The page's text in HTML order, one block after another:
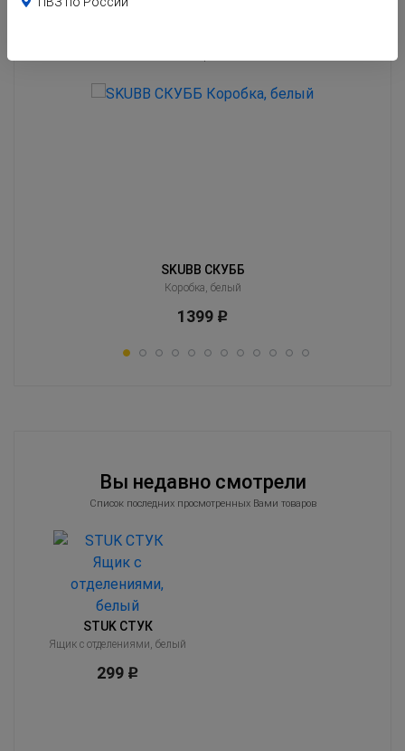
SKUBB СКУББ
Коробка, белый
1399 Р
Вы недавно смотрели
Список последних просмотренных Вами товаров
STUK СТУК
Ящик с отделениями, белый
299 Р